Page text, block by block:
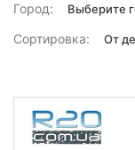
Город:
Сортировка: